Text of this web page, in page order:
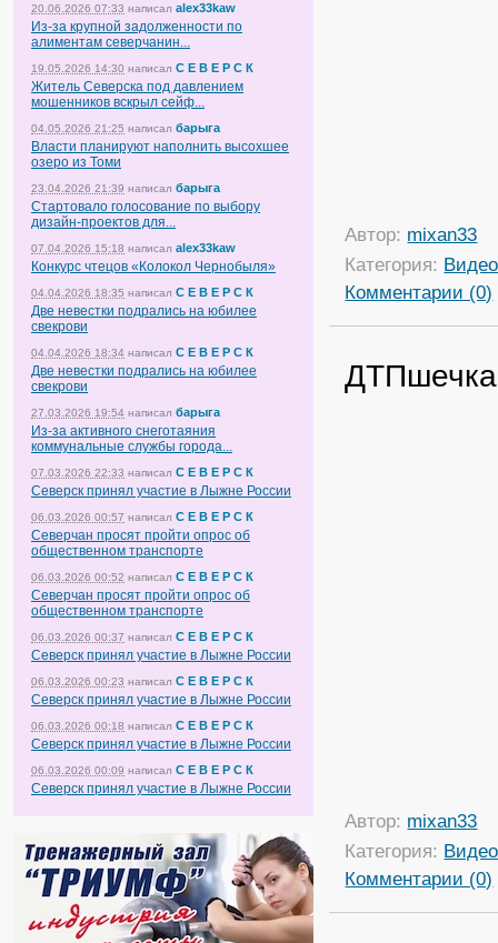
20.06.2026 07:33 написал alex33kaw
Из-за крупной задолженности по
алиментам северчанин...
19.05.2026 14:30 написал С Е В Е Р С К
Житель Северска под давлением
мошенников вскрыл сейф...
04.05.2026 21:25 написал барыга
Власти планируют наполнить высохшее
озеро из Томи
23.04.2026 21:39 написал барыга
Стартовало голосование по выбору
дизайн-проектов для...
07.04.2026 15:18 написал alex33kaw
Конкурс чтецов «Колокол Чернобыля»
04.04.2026 18:35 написал С Е В Е Р С К
Две невестки подрались на юбилее
свекрови
04.04.2026 18:34 написал С Е В Е Р С К
Две невестки подрались на юбилее
свекрови
27.03.2026 19:54 написал барыга
Из-за активного снеготаяния
коммунальные службы города...
07.03.2026 22:33 написал С Е В Е Р С К
Северск принял участие в Лыжне России
06.03.2026 00:57 написал С Е В Е Р С К
Северчан просят пройти опрос об
общественном транспорте
06.03.2026 00:52 написал С Е В Е Р С К
Северчан просят пройти опрос об
общественном транспорте
06.03.2026 00:37 написал С Е В Е Р С К
Северск принял участие в Лыжне России
06.03.2026 00:23 написал С Е В Е Р С К
Северск принял участие в Лыжне России
06.03.2026 00:18 написал С Е В Е Р С К
Северск принял участие в Лыжне России
06.03.2026 00:09 написал С Е В Е Р С К
Северск принял участие в Лыжне России
Автор: mixan33
Категория: Видео
Комментарии (0)
Автор: mixan33
Категория: Видео
Комментарии (0)